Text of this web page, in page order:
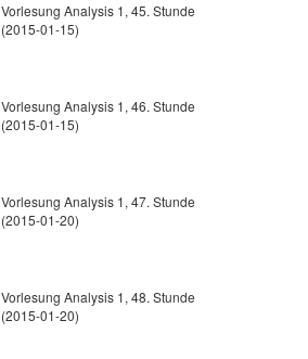
Vorlesung Analysis 1, 45. Stunde
(2015-01-15)
Vorlesung Analysis 1, 46. Stunde
(2015-01-15)
Vorlesung Analysis 1, 47. Stunde
(2015-01-20)
Vorlesung Analysis 1, 48. Stunde
(2015-01-20)